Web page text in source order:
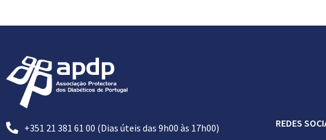
+351 21 381 61 00 (Dias úteis das 9h00 às 17h00)
REDES